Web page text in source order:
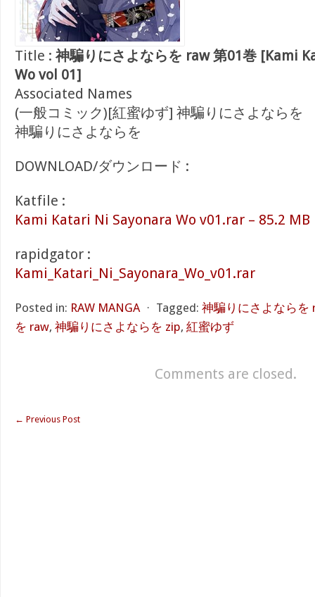
Title :神騙りにさよならを raw 第01巻 [Kami
Wo vol 01]
Associated Names
(一般コミック)[紅蜜ゆず] 神騙りにさよならを
神騙りにさよならを
DOWNLOAD/ダウンロード :
Katfile :
Kami Katari Ni Sayonara Wo v01.rar – 85.2 MB
rapidgator :
Kami_Katari_Ni_Sayonara_Wo_v01.rar
Posted in: RAW MANGA ⋅ Tagged: 神騙りにさよならを
を raw, 神騙りにさよならを zip, 紅蜜ゆず
Comments are closed.
← Previous Post